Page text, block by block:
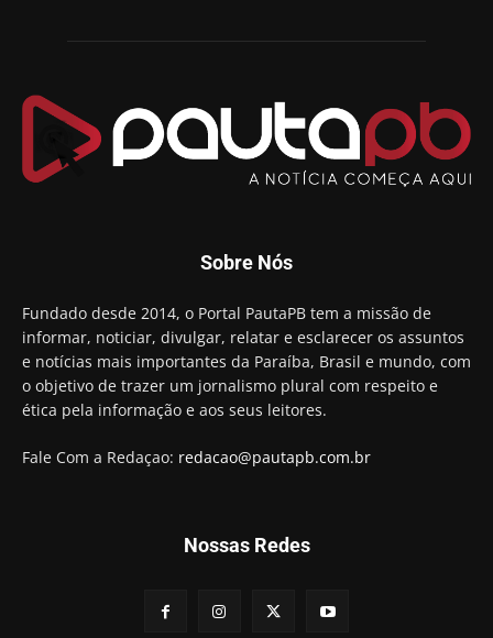
Chapa dos sonhos: Cícero agradece a Galdino,
Arthur Lira parabeniza Karla Pimentel por sua
reeleição em Conde
00:23
Aguinaldo Ribeiro destaca apoio do PP a Hugo
preso e faz vídeo na cadeia
Hugo Motta retira projeto que permitia bancos
"confiscar" dinheiro de clientes
01:49
Descaso da gestão Panta deixa crianças e
professoras 'ilhadas' em creche
00:16
Sobre Nós
Fundado desde 2014, o Portal PautaPB tem a missão de
informar, noticiar, divulgar, relatar e esclarecer os assuntos
e notícias mais importantes da Paraíba, Brasil e mundo, com
o objetivo de trazer um jornalismo plural com respeito e
ética pela informação e aos seus leitores.
Fale Com a Redaçao: redacao@pautapb.com.br
Nossas Redes